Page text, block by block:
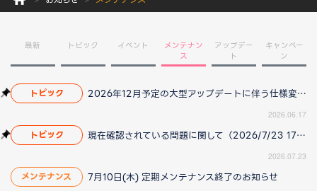
最新 トピック イベント
メンテナン
ス
アップデー
ト
キャンペー
ン
トピック 2026年12月予定の大型アップデートに伴う仕様変更のお知らせ
2026.06.17
トピック 現在確認されている問題に関して（2026/7/23 17:00更新）
2026.07.23
メンテナンス 7月10日(木) 定期メンテナンス終了のお知らせ